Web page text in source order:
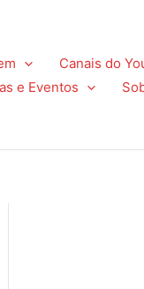
Canais do
e Eventos